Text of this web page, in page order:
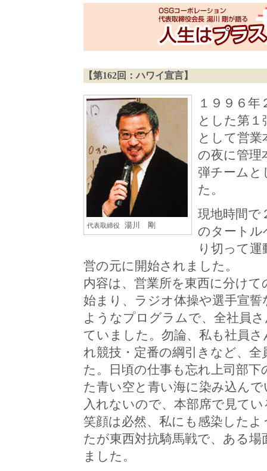
【第162回：ハワイ宣言】
代表取締役 湯川 剛
１９９６
とした第１
として営業
の夜に管理
弾チームと
た。
現地時間で
のタートル
り切って
営の元に開始されました。
内容は、営業所を東西に分け
始まり、ラジオ体操や選手宣
ようなプログラムで、全社員
ていました。勿論、私も社員
れ競技・定番の綱引きなど、
た。日頃の仕事も忘れ上司部
た青い空と青い海に染み込ん
入れないので、本部席で見て
笑顔は必然、私にも感染した
たが東西対抗騎馬戦で、ある
ました。